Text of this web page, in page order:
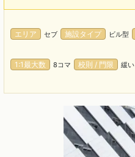
エリア セブ 施設タイプ ビル型
1:1最大数 8コマ 校則 / 門限 緩い